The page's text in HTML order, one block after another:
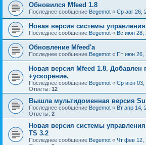
Обновился Mfeed 1.8
Последнее сообщение Begemot « Ср авг 26,
Новая версия системы
Последнее сообщение Begemot « Вс июн 28,
Обновление Mfeed'а
Последнее сообщение Begemot « Пт июн 26,
Новая версия Mfeed 1.8. Добавлен
+ускорение.
Последнее сообщение Begemot « Ср июн 03,
Ответы: 12
Вышла мультидоменная версия
Последнее сообщение Begemot « Вт апр 14,
Ответы: 2
Новая версия системы
TS 3.2
Последнее сообщение Begemot « Чт фев 12,